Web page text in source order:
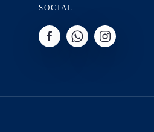
SOCIAL